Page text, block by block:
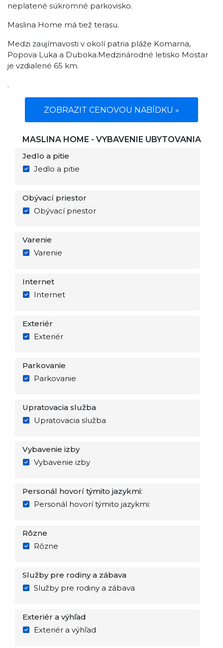
neplatené súkromné ​​parkovisko.
Maslina Home má tiež terasu.
Medzi zaujímavosti v okolí patria pláže Komarna,
Popova Luka a Duboka.Medzinárodné letisko Mostar
je vzdialené 65 km.
.
ZOBRAZIT CENOVOU NABÍDKU »
MASLINA HOME - VYBAVENIE UBYTOVANIA
Jedlo a pitie
Jedlo a pitie
Obývací priestor
Obývací priestor
Varenie
Varenie
Internet
Internet
Exteriér
Exteriér
Parkovanie
Parkovanie
Upratovacia služba
Upratovacia služba
Vybavenie izby
Vybavenie izby
Personál hovorí týmito jazykmi:
Personál hovorí týmito jazykmi:
Rôzne
Rôzne
Služby pre rodiny a zábava
Služby pre rodiny a zábava
Exteriér a výhľad
Exteriér a výhľad